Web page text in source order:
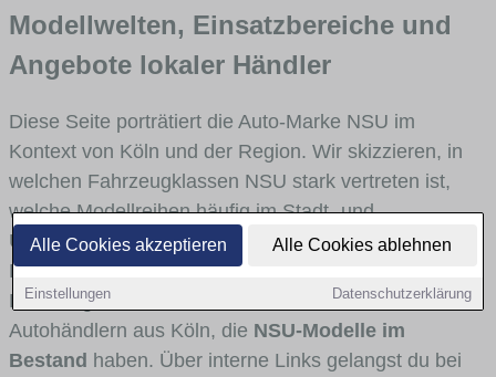
Alle Cookies akzeptieren Alle Cookies ablehnen
Einstellungen Datenschutzerklärung
Modellwelten, Einsatzbereiche und
Angebote lokaler Händler
Diese Seite porträtiert die Auto-Marke NSU im
Kontext von Köln und der Region. Wir skizzieren, in
welchen Fahrzeugklassen NSU stark vertreten ist,
welche Modellreihen häufig im Stadt- und
Umlandverkehr zu sehen sind und für welche
Fahrertypen die Marke interessant ist. Viele
Fahrzeuge stammen von Autohäusern und
Autohändlern aus Köln, die NSU-Modelle im
Bestand haben. Über interne Links gelangst du bei